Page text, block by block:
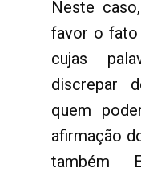
Neste
favor o fato
cujas
discrepar
quem
afirmação
também